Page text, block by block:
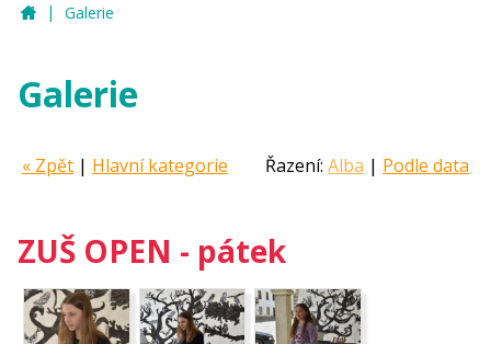
ZUŠ Telč
| Galerie
Galerie
Řazení: Alba | Podle data
« Zpět | Hlavní kategorie
ZUŠ OPEN - pátek